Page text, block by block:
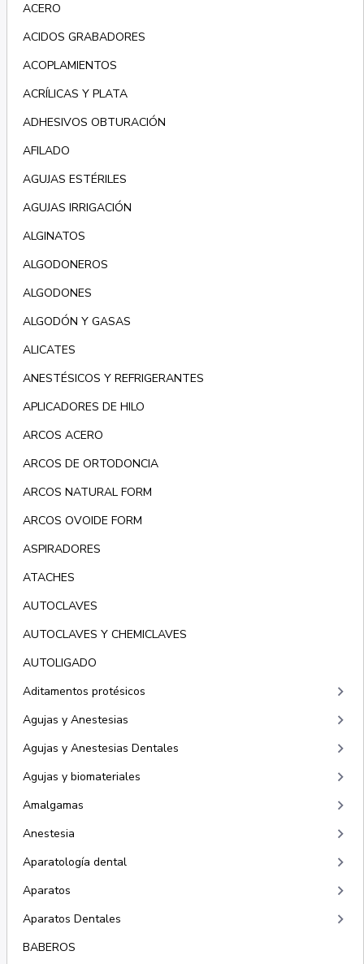
ACERO
ACIDOS GRABADORES
ACOPLAMIENTOS
ACRÍLICAS Y PLATA
ADHESIVOS OBTURACIÓN
AFILADO
AGUJAS ESTÉRILES
AGUJAS IRRIGACIÓN
ALGINATOS
ALGODONEROS
ALGODONES
ALGODÓN Y GASAS
ALICATES
ANESTÉSICOS Y REFRIGERANTES
APLICADORES DE HILO
ARCOS ACERO
ARCOS DE ORTODONCIA
ARCOS NATURAL FORM
ARCOS OVOIDE FORM
ASPIRADORES
ATACHES
AUTOCLAVES
AUTOCLAVES Y CHEMICLAVES
AUTOLIGADO
Aditamentos protésicos
keyboard_arrow_right
Agujas y Anestesias keyboard_arrow_right
Agujas y Anestesias Dentales keyboard_arrow_right
Agujas y biomateriales keyboard_arrow_right
Amalgamas keyboard_arrow_right
Anestesia keyboard_arrow_right
Aparatología dental keyboard_arrow_right
Aparatos keyboard_arrow_right
Aparatos Dentales keyboard_arrow_right
BABEROS